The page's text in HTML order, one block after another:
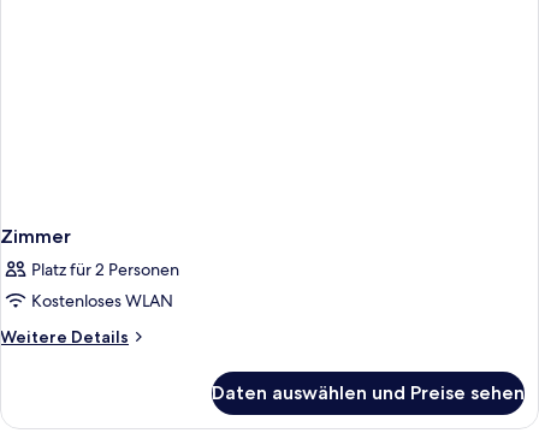
Zimmer
Platz für 2 Personen
Kostenloses WLAN
Weitere Details
Weitere
Daten auswählen und Preise sehen